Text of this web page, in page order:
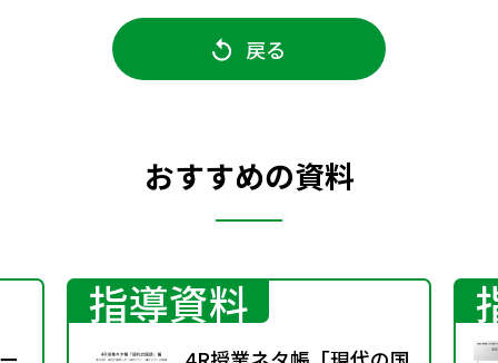
戻る
おすすめの資料
指導資料